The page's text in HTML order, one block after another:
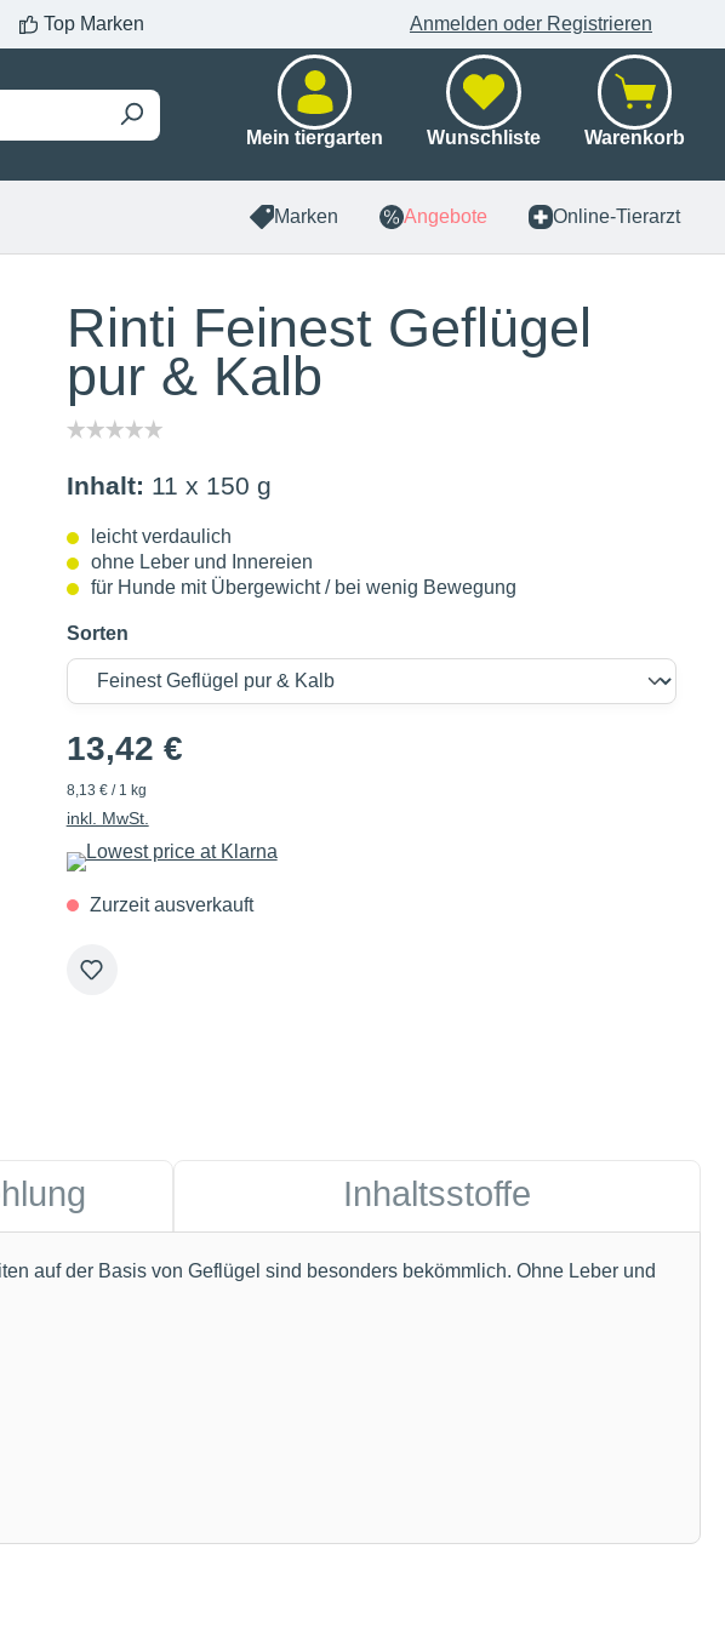
Top Marken Anmelden oder Registrieren
Mein tiergarten Wunschliste Warenkorb
Marken Angebote Online-Tierarzt
Rinti Feinest Geflügel
pur & Kalb
Inhalt: 11 x 150 g
leicht verdaulich
ohne Leber und Innereien
für Hunde mit Übergewicht / bei wenig Bewegung
Sorten
13,42 €
8,13 € / 1 kg
inkl. MwSt.
Zurzeit ausverkauft
Inhaltsstoffe
auf der Basis von Geflügel sind besonders bekömmlich. Ohne Leber und